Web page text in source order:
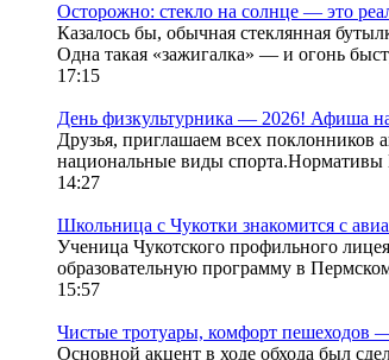
Осторожно: стекло на солнце — это
Казалось бы, обычная стеклянная
Одна такая «зажигалка» — и огонь
17:15
День физкультурника — 2026! Афиша на
Друзья, приглашаем всех поклонников
национальные виды
14:27
Школьница с Чукотки знакомится с
Ученица Чукотского профильного
образовательную программу в
15:57
Чистые тротуары, комфорт пешеходов
Основной акцент в ходе обхода был